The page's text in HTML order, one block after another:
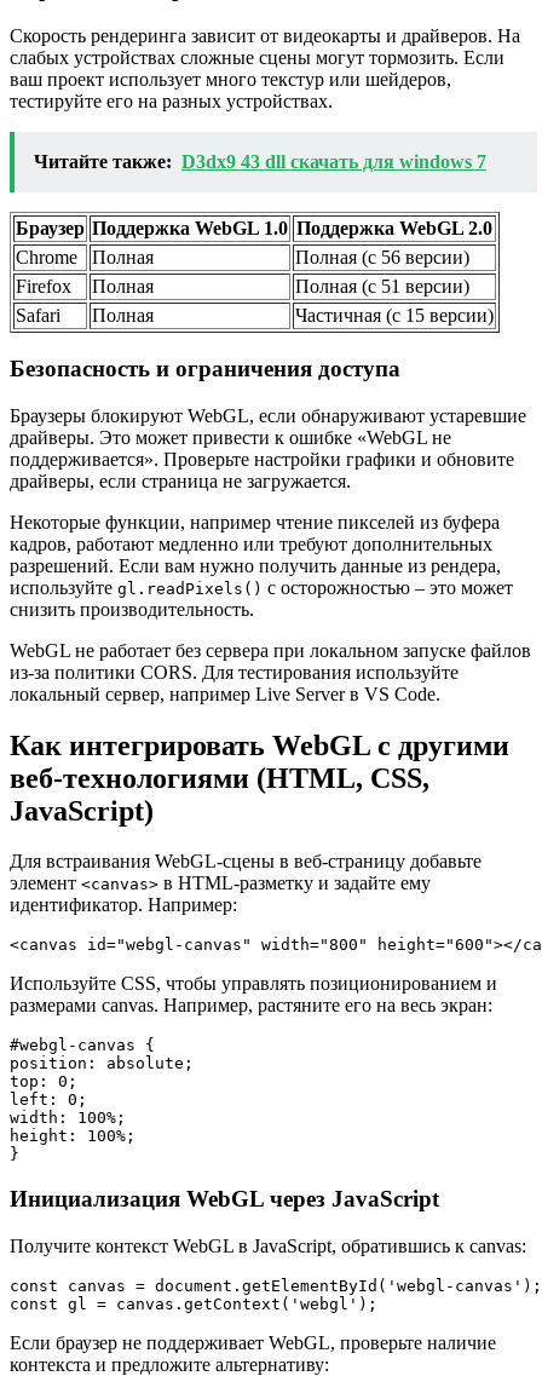
Скорость рендеринга зависит от видеокарты и драйверов. На
слабых устройствах сложные сцены могут тормозить. Если
ваш проект использует много текстур или шейдеров,
тестируйте его на разных устройствах.
Читайте также: D3dx9 43 dll скачать для windows 7
Браузер Поддержка WebGL 1.0 Поддержка WebGL 2.0
Chrome
Полная
Полная (с 56 версии)
Firefox
Полная
Полная (с 51 версии)
Safari
Полная Частичная (с 15 версии)
Безопасность и ограничения доступа
Браузеры блокируют WebGL, если обнаруживают устаревшие
драйверы. Это может привести к ошибке «WebGL не
поддерживается». Проверьте настройки графики и обновите
драйверы, если страница не загружается.
Некоторые функции, например чтение пикселей из буфера
кадров, работают медленно или требуют дополнительных
разрешений. Если вам нужно получить данные из рендера,
используйте gl.readPixels() с осторожностью – это может
снизить производительность.
WebGL не работает без сервера при локальном запуске файлов
из-за политики CORS. Для тестирования используйте
локальный сервер, например Live Server в VS Code.
Как интегрировать WebGL с другими
веб-технологиями (HTML, CSS,
JavaScript)
Для встраивания WebGL-сцены в веб-страницу добавьте
элемент <canvas> в HTML-разметку и задайте ему
идентификатор. Например:
<canvas id="webgl-canvas" width="800" height="600"></
Используйте CSS, чтобы управлять позиционированием и
размерами canvas. Например, растяните его на весь экран:
#webgl-canvas {
position: absolute;
top: 0;
left: 0;
width: 100%;
height: 100%;
}
Инициализация WebGL через JavaScript
Получите контекст WebGL в JavaScript, обратившись к canvas:
const canvas = document.getElementById('webgl-canvas');
const gl = canvas.getContext('webgl');
Если браузер не поддерживает WebGL, проверьте наличие
контекста и предложите альтернативу: